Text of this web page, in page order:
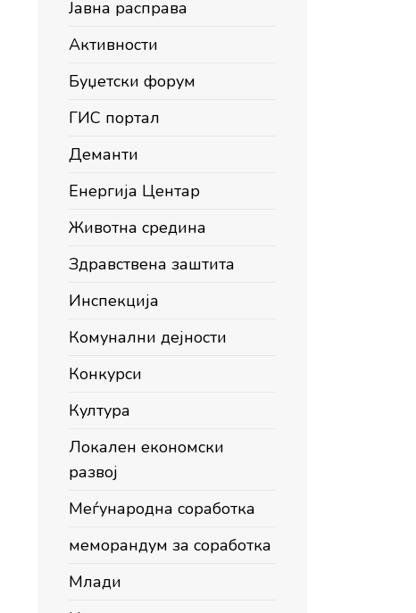
Јавна расправа
Активности
Буџетски форум
ГИС портал
Деманти
Енергија Центар
Животна средина
Здравствена заштита
Инспекција
Комунални дејности
Конкурси
Култура
Локален економски
развој
Меѓународна соработка
меморандум за соработка
Млади